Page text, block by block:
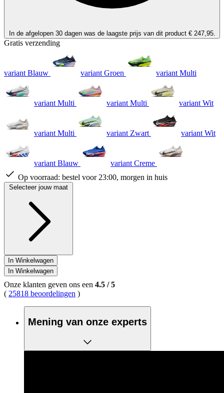
In de afgelopen 30 dagen was de laagste prijs van dit product € 247,95.
Gratis verzending
variant Blauw variant Groen variant Multi
variant Multi variant Multi variant Wit
variant Multi variant Zwart variant Wit
variant Blauw
variant Creme
Op voorraad: bestel voor 23:00, morgen in huis
Selecteer jouw maat
In Winkelwagen
In Winkelwagen
Onze klanten geven ons een 4.5 /5
( 25818 beoordelingen )
Mening van onze experts